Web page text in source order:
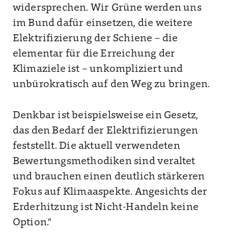
widersprechen. Wir Grüne werden uns
im Bund dafür einsetzen, die weitere
Elektrifizierung der Schiene – die
elementar für die Erreichung der
Klimaziele ist – unkompliziert und
unbürokratisch auf den Weg zu bringen.
Denkbar ist beispielsweise ein Gesetz,
das den Bedarf der Elektrifizierungen
feststellt. Die aktuell verwendeten
Bewertungsmethodiken sind veraltet
und brauchen einen deutlich stärkeren
Fokus auf Klimaaspekte. Angesichts der
Erderhitzung ist Nicht-Handeln keine
Option.“